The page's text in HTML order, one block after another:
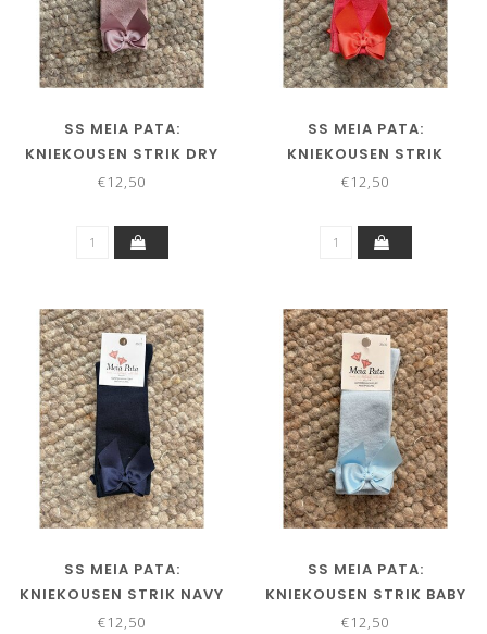
SS MEIA PATA:
KNIEKOUSEN STRIK DRY
PINK
€12,50
SS MEIA PATA:
KNIEKOUSEN STRIK
CORAL
€12,50
SS MEIA PATA:
KNIEKOUSEN STRIK NAVY
BLUE
€12,50
SS MEIA PATA:
KNIEKOUSEN STRIK BABY
BLUE
€12,50